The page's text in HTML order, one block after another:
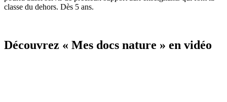
classe du dehors. Dès 5 ans.
Découvrez « Mes docs nature » en vidéo